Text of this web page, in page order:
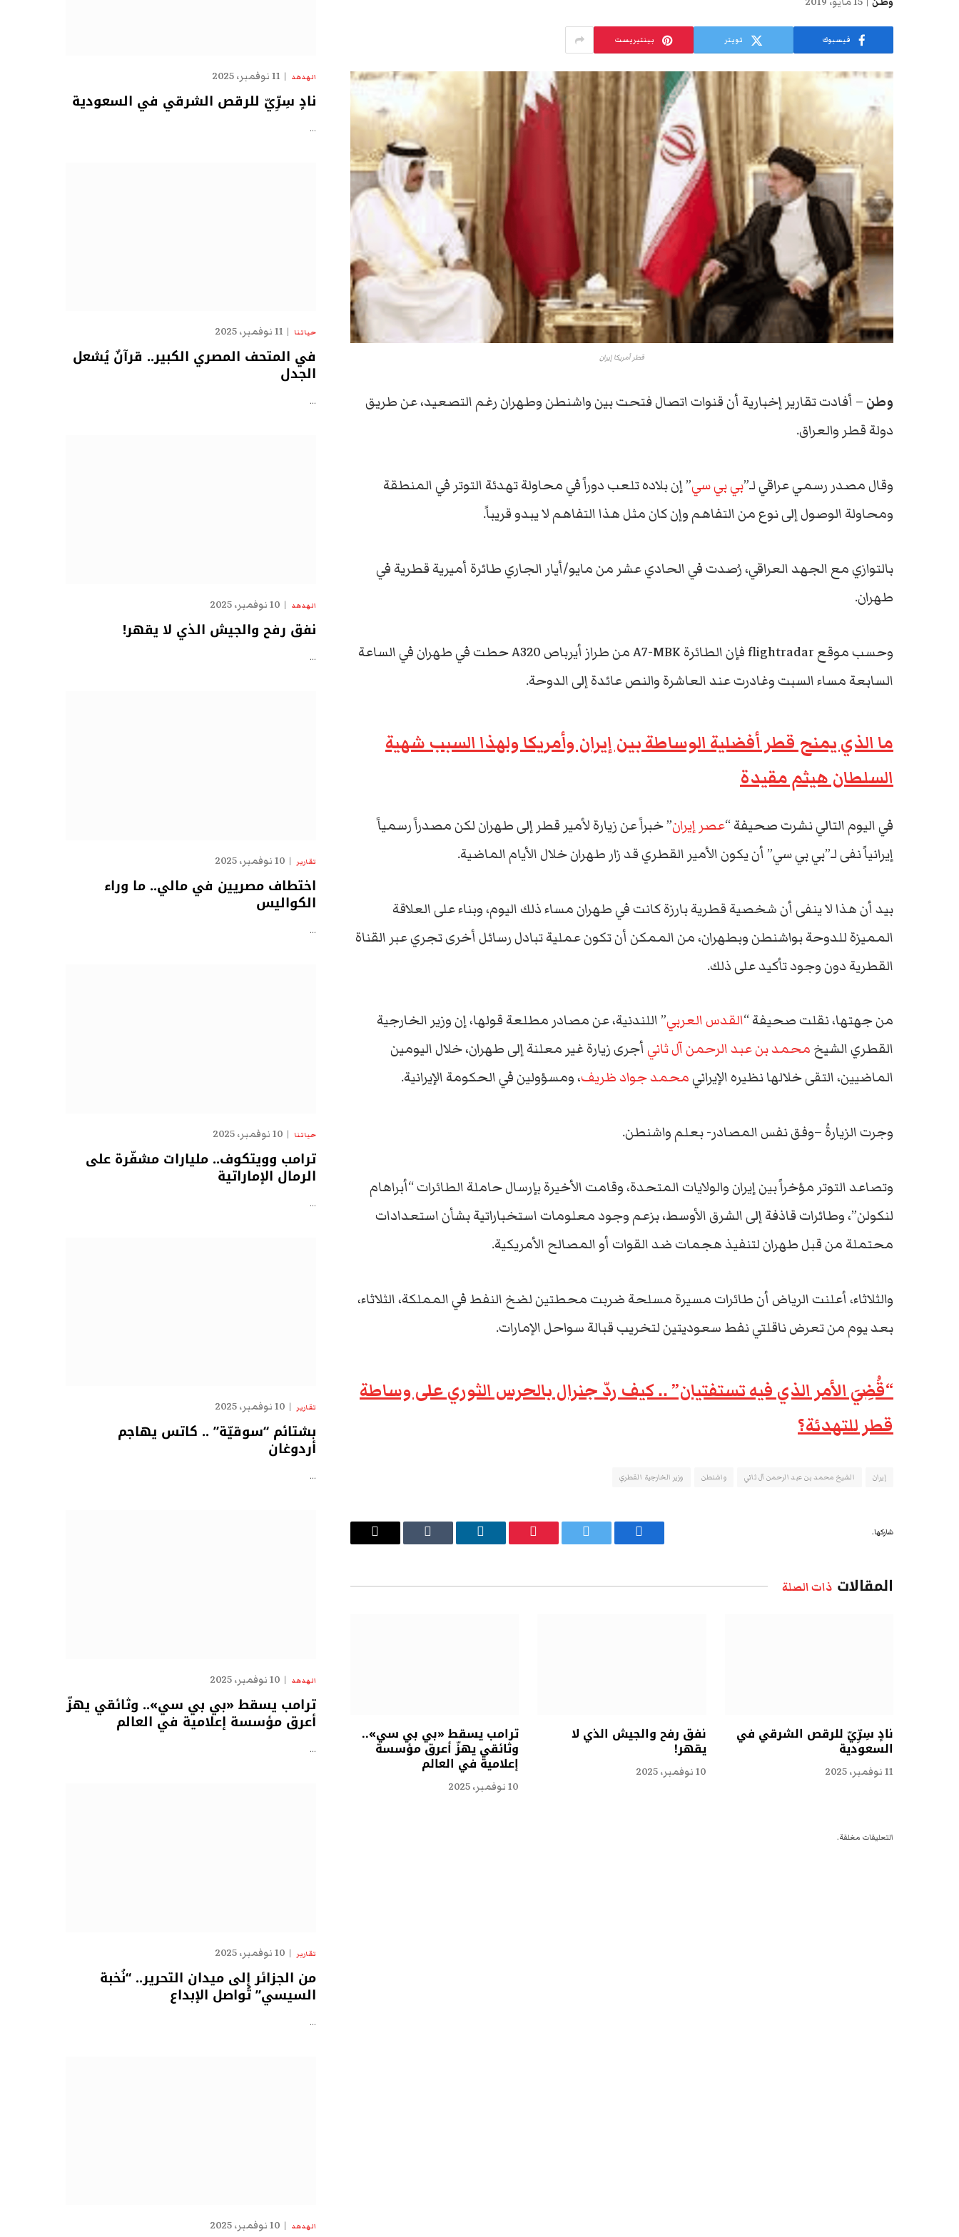
فيسبوك تويتر بينتيريست
قطر أمريكا إيران
وطن – أفادت تقارير إخبارية أن قنوات اتصال فتحت بين واشنطن وطهران رغم التصعيد، عن طريق
دولة قطر والعراق.
وقال مصدر رسمي عراقي لـ”بي بي سي” إن بلاده تلعب دوراً في محاولة تهدئة التوتر في المنطقة
ومحاولة الوصول إلى نوع من التفاهم وإن كان مثل هذا التفاهم لا يبدو قريباً.
بالتوازي مع الجهد العراقي، رُصدت في الحادي عشر من مايو/أيار الجاري طائرة أميرية قطرية في
طهران.
وحسب موقع flightradar فإن الطائرة A7-MBK من طراز أيرباص A320 حطت في طهران في الساعة
السابعة مساء السبت وغادرت عند العاشرة والنص عائدة إلى الدوحة.
ما الذي يمنح قطر أفضلية الوساطة بين إيران وأمريكا ولهذا السبب شهية
السلطان هيثم مقيدة
في اليوم التالي نشرت صحيفة “عصر إيران” خبراً عن زيارة لأمير قطر إلى طهران لكن مصدراً رسمياً
إيرانياً نفى لـ”بي بي سي” أن يكون الأمير القطري قد زار طهران خلال الأيام الماضية.
بيد أن هذا لا ينفى أن شخصية قطرية بارزة كانت في طهران مساء ذلك اليوم، وبناء على العلاقة
المميزة للدوحة بواشنطن وبطهران، من الممكن أن تكون عملية تبادل رسائل أخرى تجري عبر القناة
القطرية دون وجود تأكيد على ذلك.
من جهتها، نقلت صحيفة “القدس العربي” اللندنية، عن مصادر مطلعة قولها، إن وزير الخارجية
القطري الشيخ محمد بن عبد الرحمن آل ثانيأجرى زيارة غير معلنة إلى طهران، خلال اليومين
الماضيين، التقى خلالها نظيره الإيرانيمحمد جواد ظريف، ومسؤولين في الحكومة الإيرانية.
وجرت الزيارةُ –وفق نفس المصادر- بعلم واشنطن.
وتصاعد التوتر مؤخراً بين إيران والولايات المتحدة، وقامت الأخيرة بإرسال حاملة الطائرات “أبراهام
لنكولن”، وطائرات قاذفة إلى الشرق الأوسط، بزعم وجود معلومات استخباراتية بشأن استعدادات
محتملة من قبل طهران لتنفيذ هجمات ضد القوات أو المصالح الأمريكية.
والثلاثاء، أعلنت الرياض أن طائرات مسيرة مسلحة ضربت محطتين لضخ النفط في المملكة، الثلاثاء،
بعد يوم من تعرض ناقلتي نفط سعوديتين لتخريب قبالة سواحل الإمارات.
“قُضِيَ الأمر الذي فيه تستفتيان” .. كيف ردّ جنرال بالحرس الثوري على وساطة
قطر للتهدئة؟
إيران الشيخ محمد بن عبد الرحمن آل ثاني واشنطن وزير الخارجية القطري
شاركها.
فيسبوك تويتر بينتيريست لينكدإن Tumblr
البريد
المقالات ذات الصلة
نادٍ سِرِّيّ للرقص الشرقي في
السعودية
11 نوفمبر، 2025
نفق رفح والجيش الذي لا
يقهر!
10 نوفمبر، 2025
ترامب يسقط «بي بي سي»..
وثائقي يهزّ أعرق مؤسسة
إعلامية في العالم
10 نوفمبر، 2025
التعليقات مغلقة.
الهدهد 11 نوفمبر، 2025
نادٍ سِرِّيّ للرقص الشرقي في السعودية
…
حياتنا 11 نوفمبر، 2025
في المتحف المصري الكبير.. قرآنٌ يُشعل
الجدل
…
الهدهد 10 نوفمبر، 2025
نفق رفح والجيش الذي لا يقهر!
…
تقارير 10 نوفمبر، 2025
اختطاف مصريين في مالي.. ما وراء
الكواليس
…
حياتنا 10 نوفمبر، 2025
ترامب وويتكوف.. مليارات مشفّرة على
الرمال الإماراتية
…
تقارير 10 نوفمبر، 2025
بشتائم “سوقيّة” .. كاتس يهاجم
أردوغان
…
الهدهد 10 نوفمبر، 2025
ترامب يسقط «بي بي سي».. وثائقي يهزّ
أعرق مؤسسة إعلامية في العالم
…
تقارير 10 نوفمبر، 2025
من الجزائر إلى ميدان التحرير.. “نُخبة
السيسي” تُواصل الإبداع
…
الهدهد 10 نوفمبر، 2025